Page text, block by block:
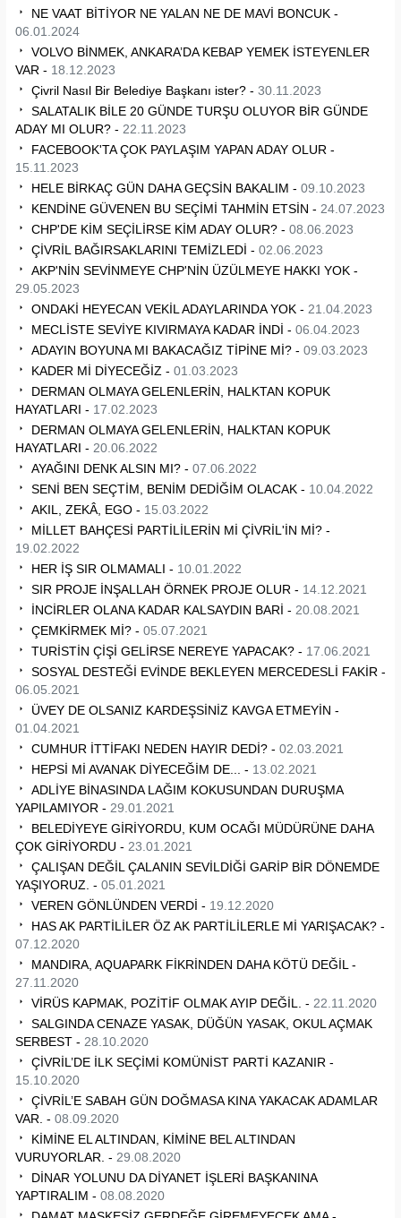
NE VAAT BİTİYOR NE YALAN NE DE MAVİ BONCUK -
06.01.2024
VOLVO BİNMEK, ANKARA’DA KEBAP YEMEK İSTEYENLER
VAR - 18.12.2023
Çivril Nasıl Bir Belediye Başkanı ister? - 30.11.2023
SALATALIK BİLE 20 GÜNDE TURŞU OLUYOR BİR GÜNDE
ADAY MI OLUR? - 22.11.2023
FACEBOOK'TA ÇOK PAYLAŞIM YAPAN ADAY OLUR -
15.11.2023
HELE BİRKAÇ GÜN DAHA GEÇSİN BAKALIM - 09.10.2023
KENDİNE GÜVENEN BU SEÇİMİ TAHMİN ETSİN - 24.07.2023
CHP'DE KİM SEÇİLİRSE KİM ADAY OLUR? - 08.06.2023
ÇİVRİL BAĞIRSAKLARINI TEMİZLEDİ - 02.06.2023
AKP'NİN SEVİNMEYE CHP'NİN ÜZÜLMEYE HAKKI YOK -
29.05.2023
ONDAKİ HEYECAN VEKİL ADAYLARINDA YOK - 21.04.2023
MECLİSTE SEVİYE KIVIRMAYA KADAR İNDİ - 06.04.2023
ADAYIN BOYUNA MI BAKACAĞIZ TİPİNE Mİ? - 09.03.2023
KADER Mİ DİYECEĞİZ - 01.03.2023
DERMAN OLMAYA GELENLERİN, HALKTAN KOPUK
HAYATLARI - 17.02.2023
DERMAN OLMAYA GELENLERİN, HALKTAN KOPUK
HAYATLARI - 20.06.2022
AYAĞINI DENK ALSIN MI? - 07.06.2022
SENİ BEN SEÇTİM, BENİM DEDİĞİM OLACAK - 10.04.2022
AKIL, ZEKÂ, EGO - 15.03.2022
MİLLET BAHÇESİ PARTİLİLERİN Mİ ÇİVRİL'İN Mİ? -
19.02.2022
HER İŞ SIR OLMAMALI - 10.01.2022
SIR PROJE İNŞALLAH ÖRNEK PROJE OLUR - 14.12.2021
İNCİRLER OLANA KADAR KALSAYDIN BARİ - 20.08.2021
ÇEMKİRMEK Mİ? - 05.07.2021
TURİSTİN ÇİŞİ GELİRSE NEREYE YAPACAK? - 17.06.2021
SOSYAL DESTEĞİ EVİNDE BEKLEYEN MERCEDESLİ FAKİR -
06.05.2021
ÜVEY DE OLSANIZ KARDEŞSİNİZ KAVGA ETMEYİN -
01.04.2021
CUMHUR İTTİFAKI NEDEN HAYIR DEDİ? - 02.03.2021
HEPSİ Mİ AVANAK DİYECEĞİM DE... - 13.02.2021
ADLİYE BİNASINDA LAĞIM KOKUSUNDAN DURUŞMA
YAPILAMIYOR - 29.01.2021
BELEDİYEYE GİRİYORDU, KUM OCAĞI MÜDÜRÜNE DAHA
ÇOK GİRİYORDU - 23.01.2021
ÇALIŞAN DEĞİL ÇALANIN SEVİLDİĞİ GARİP BİR DÖNEMDE
YAŞIYORUZ. - 05.01.2021
VEREN GÖNLÜNDEN VERDİ - 19.12.2020
HAS AK PARTİLİLER ÖZ AK PARTİLİLERLE Mİ YARIŞACAK? -
07.12.2020
MANDIRA, AQUAPARK FİKRİNDEN DAHA KÖTÜ DEĞİL -
27.11.2020
VİRÜS KAPMAK, POZİTİF OLMAK AYIP DEĞİL. - 22.11.2020
SALGINDA CENAZE YASAK, DÜĞÜN YASAK, OKUL AÇMAK
SERBEST - 28.10.2020
ÇİVRİL’DE İLK SEÇİMİ KOMÜNİST PARTİ KAZANIR -
15.10.2020
ÇİVRİL’E SABAH GÜN DOĞMASA KINA YAKACAK ADAMLAR
VAR. - 08.09.2020
KİMİNE EL ALTINDAN, KİMİNE BEL ALTINDAN
VURUYORLAR. - 29.08.2020
DİNAR YOLUNU DA DİYANET İŞLERİ BAŞKANINA
YAPTIRALIM - 08.08.2020